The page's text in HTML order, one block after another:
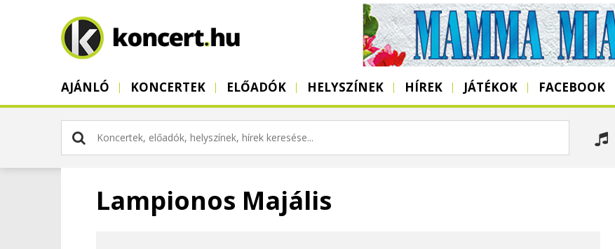
AJÁNLÓ KONCERTEK ELŐADÓK HELYSZÍNEK HÍREK JÁTÉKOK FACEBOOK
Lampionos Majális